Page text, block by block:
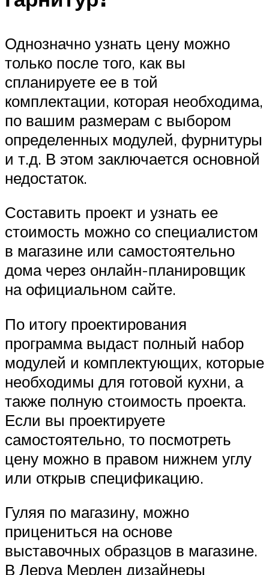
Однозначно узнать цену можно
только после того, как вы
спланируете ее в той
комплектации, которая необходима,
по вашим размерам с выбором
определенных модулей, фурнитуры
и т.д. В этом заключается основной
недостаток.
Составить проект и узнать ее
стоимость можно со специалистом
в магазине или самостоятельно
дома через онлайн-планировщик
на официальном сайте.
По итогу проектирования
программа выдаст полный набор
модулей и комплектующих, которые
необходимы для готовой кухни, а
также полную стоимость проекта.
Если вы проектируете
самостоятельно, то посмотреть
цену можно в правом нижнем углу
или открыв спецификацию.
Гуляя по магазину, можно
прицениться на основе
выставочных образцов в магазине.
В Леруа Мерлен дизайнеры